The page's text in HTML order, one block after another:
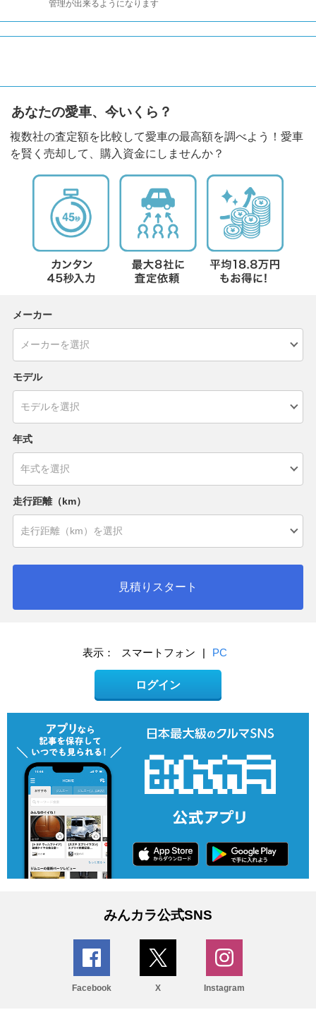
管理が出来るようになります
あなたの愛車、今いくら？
複数社の査定額を比較して愛車の最高額を調べよう！愛車
を賢く売却して、購入資金にしませんか？
メーカー
モデル
年式
走行距離（km）
見積りスタート
表示： スマートフォン | PC
ログイン
みんカラ公式SNS
Facebook X Instagram